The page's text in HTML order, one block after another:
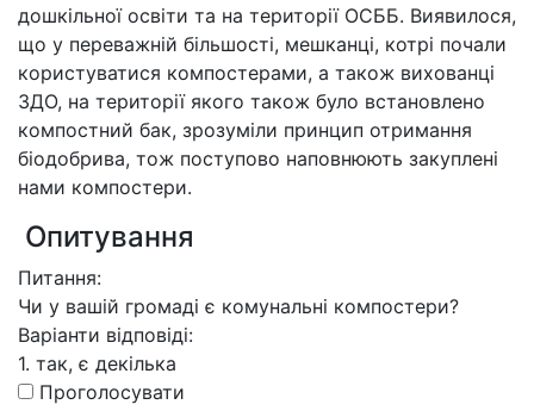
дошкільної освіти та на території ОСББ. Виявилося,
що у переважній більшості, мешканці, котрі почали
користуватися компостерами, а також вихованці
ЗДО, на території якого також було встановлено
компостний бак, зрозуміли принцип отримання
біодобрива, тож поступово наповнюють закуплені
нами компостери.
Опитування
Питання:
Чи у вашій громаді є комунальні компостери?
Варіанти відповіді:
1. так, є декілька
Проголосувати